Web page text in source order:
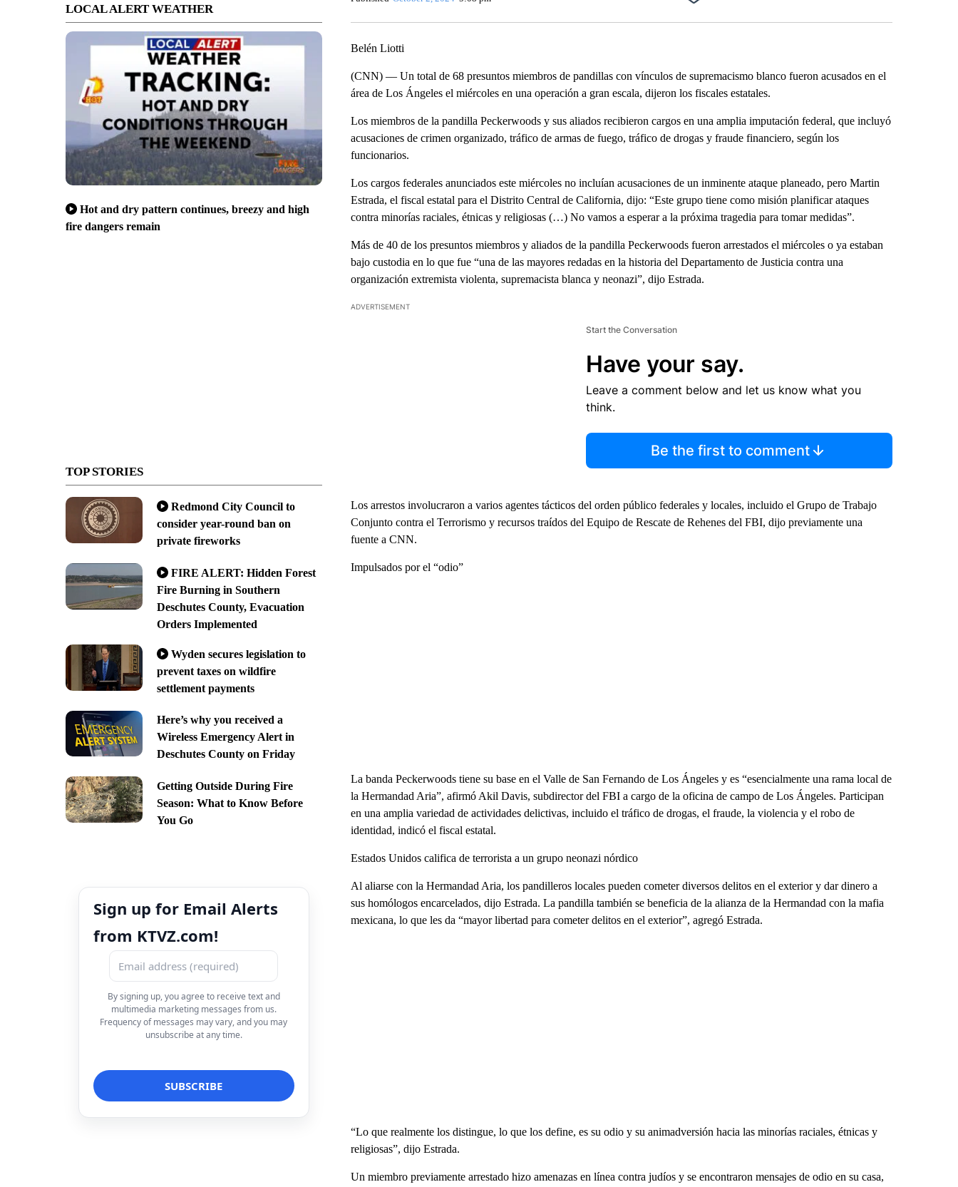
LOCAL ALERT WEATHER
Hot and dry pattern continues, breezy and high
fire dangers remain
TOP STORIES
Redmond City Council to
consider year-round ban on
private fireworks
FIRE ALERT: Hidden Forest
Fire Burning in Southern
Deschutes County, Evacuation
Orders Implemented
Wyden secures legislation to
prevent taxes on wildfire
settlement payments
Here’s why you received a
Wireless Emergency Alert in
Deschutes County on Friday
Getting Outside During Fire
Season: What to Know Before
You Go
Sign up for Email Alerts
from KTVZ.com!
By signing up, you agree to receive text and
multimedia marketing messages from us.
Frequency of messages may vary, and you may
unsubscribe at any time.
Belén Liotti
(CNN) –– Un total de 68 presuntos miembros de pandillas con vínculos de supremacismo blanco fueron acusados ​​​​en el
área de Los Ángeles el miércoles en una operación a gran escala, dijeron los fiscales estatales.
Los miembros de la pandilla Peckerwoods y sus aliados recibieron cargos ​​en una amplia imputación federal, que incluyó
acusaciones de crimen organizado, tráfico de armas de fuego, tráfico de drogas y fraude financiero, según los
funcionarios.
Los cargos federales anunciados este miércoles no incluían acusaciones de un inminente ataque planeado, pero Martin
Estrada, el fiscal estatal para el Distrito Central de California, dijo: “Este grupo tiene como misión planificar ataques
contra minorías raciales, étnicas y religiosas (…) No vamos a esperar a la próxima tragedia para tomar medidas”.
Más de 40 de los presuntos miembros y aliados de la pandilla Peckerwoods fueron arrestados el miércoles o ya estaban
bajo custodia en lo que fue “una de las mayores redadas en la historia del Departamento de Justicia contra una
organización extremista violenta, supremacista blanca y neonazi”, dijo Estrada.
ADVERTISEMENT
Start the Conversation
Have your say.
Leave a comment below and let us know what you
think.
Be the first to comment
Los arrestos involucraron a varios agentes tácticos del orden público federales y locales, incluido el Grupo de Trabajo
Conjunto contra el Terrorismo y recursos traídos del Equipo de Rescate de Rehenes del FBI, dijo previamente una
fuente a CNN.
Impulsados por el “odio”
La banda Peckerwoods tiene su base en el Valle de San Fernando de Los Ángeles y es “esencialmente una rama local de
la Hermandad Aria”, afirmó Akil Davis, subdirector del FBI a cargo de la oficina de campo de Los Ángeles. Participan
en una amplia variedad de actividades delictivas, incluido el tráfico de drogas, el fraude, la violencia y el robo de
identidad, indicó el fiscal estatal.
Estados Unidos califica de terrorista a un grupo neonazi nórdico
Al aliarse con la Hermandad Aria, los pandilleros locales pueden cometer diversos delitos en el exterior y dar dinero a
sus homólogos encarcelados, dijo Estrada. La pandilla también se beneficia de la alianza de la Hermandad con la mafia
mexicana, lo que les da “mayor libertad para cometer delitos en el exterior”, agregó Estrada.
“Lo que realmente los distingue, lo que los define, es su odio y su animadversión hacia las minorías raciales, étnicas y
religiosas”, dijo Estrada.
Un miembro previamente arrestado hizo amenazas en línea contra judíos y se encontraron mensajes de odio en su casa,